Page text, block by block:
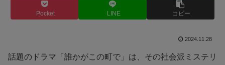
Pocket LINE コピー
2024.11.28
話題のドラマ「誰かがこの町で」は、その社会派ミステリ